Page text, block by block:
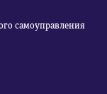
самоуправления